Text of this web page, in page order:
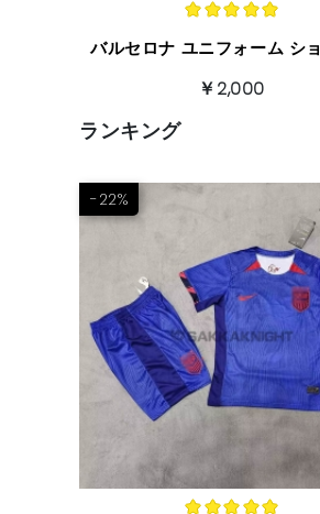
￥2,000
ランキング
-22%